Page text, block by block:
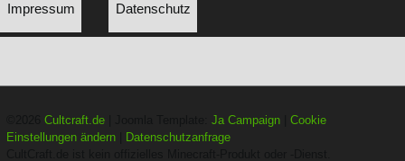
Impressum Datenschutz
Cultcraft.de| Joomla Template: Ja Campaign| Cookie
Einstellungen ändern| Datenschutzanfrage